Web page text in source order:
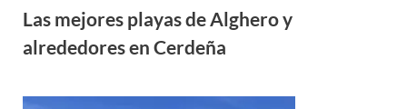
Las mejores playas de Alghero y
alrededores en Cerdeña